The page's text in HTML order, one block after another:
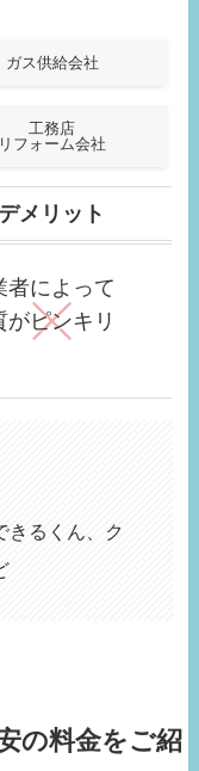
ガス供給会社
工務店
リフォーム会社
デメリット
者によって
がピンキリ
きるくん、ク
の料金をご紹